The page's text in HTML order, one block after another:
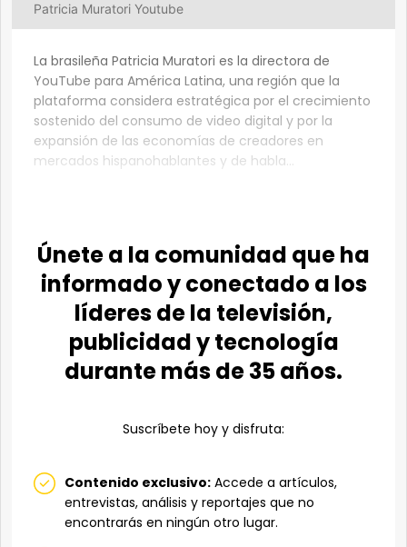
Patricia Muratori Youtube
La brasileña Patricia Muratori es la directora de
YouTube para América Latina, una región que la
plataforma considera estratégica por el crecimiento
sostenido del consumo de video digital y por la
expansión de las economías de creadores en
mercados hispanohablantes y de habla...
Únete a la comunidad que ha
informado y conectado a los
líderes de la televisión,
publicidad y tecnología
durante más de 35 años.
Suscríbete hoy y disfruta:
Contenido exclusivo: Accede a artículos,
entrevistas, análisis y reportajes que no
encontrarás en ningún otro lugar.